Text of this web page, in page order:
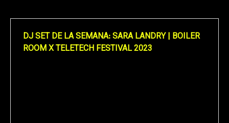
DJ SET DE LA SEMANA: SARA LANDRY | BOILER
ROOM X TELETECH FESTIVAL 2023